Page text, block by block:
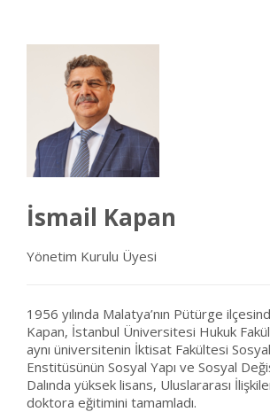
İsmail Kapan
Yönetim Kurulu Üyesi
1956 yılında Malatya’nın Pütürge
Kapan, İstanbul Üniversitesi Hukuk
aynı üniversitenin İktisat Fakültesi
Enstitüsünün Sosyal Yapı ve Sosyal
Dalında yüksek lisans, Uluslararası
doktora eğitimini tamamladı.